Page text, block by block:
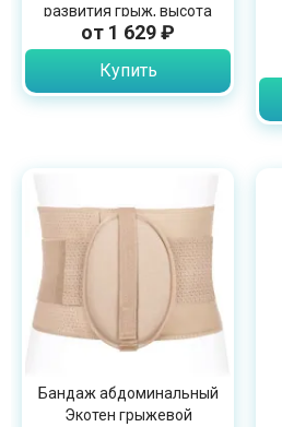
развития грыж, высота
25см
от 1 629 ₽
Купить
Бандаж абдоминальный
Экотен грыжевой